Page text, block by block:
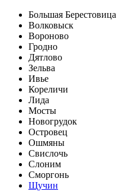
Большая Берестовица
Волковыск
Вороново
Гродно
Дятлово
Зельва
Ивье
Кореличи
Лида
Мосты
Новогрудок
Островец
Ошмяны
Свислочь
Слоним
Сморгонь
Щучин